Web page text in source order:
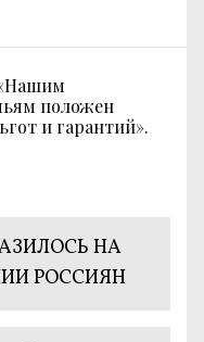
положен
и гарантий».
НА
РОССИЯН